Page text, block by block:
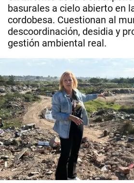
basurales a cielo abierto en
cordobesa. Cuestionan al
descoordinación, desidia y
gestión ambiental real.